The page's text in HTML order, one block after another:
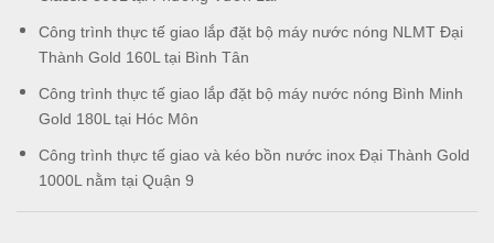
Công trình thực tế giao lắp đặt bộ máy nước nóng NLMT Đại
Thành Gold 160L tại Bình Tân
Công trình thực tế giao lắp đặt bộ máy nước nóng Bình Minh
Gold 180L tại Hóc Môn
Công trình thực tế giao và kéo bồn nước inox Đại Thành Gold
1000L nằm tại Quận 9